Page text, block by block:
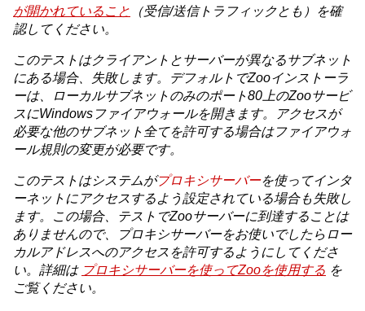
が開かれていること （受信/送信トラフィックとも）を確
認してください。
このテストはクライアントとサーバーが異なるサブネット
にある場合、失敗します。デフォルトでZooインストーラ
ーは、ローカルサブネットのみのポート80上のZooサービ
スにWindowsファイアウォールを開きます。アクセスが
必要な他のサブネット全てを許可する場合はファイアウォ
ール規則の変更が必要です。
このテストはシステムがプロキシサーバーを使ってインタ
ーネットにアクセスするよう設定されている場合も失敗し
ます。この場合、テストでZooサーバーに到達することは
ありませんので、プロキシサーバーをお使いでしたらロー
カルアドレスへのアクセスを許可するようにしてくださ
い。詳細は プロキシサーバーを使ってZooを使用する を
ご覧ください。